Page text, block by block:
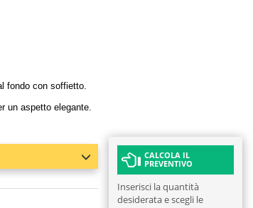
fondo con soffietto.
un aspetto elegante.
CALCOLA IL
PREVENTIVO
Inserisci la quantità
desiderata e scegli le